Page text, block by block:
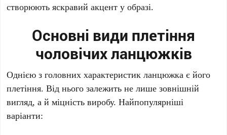
створюють яскравий акцент у образі.
Основні види плетіння
чоловічих ланцюжків
Однією з головних характеристик ланцюжка є його
плетіння. Від нього залежить не лише зовнішній
вигляд, а й міцність виробу. Найпопулярніші
варіанти: